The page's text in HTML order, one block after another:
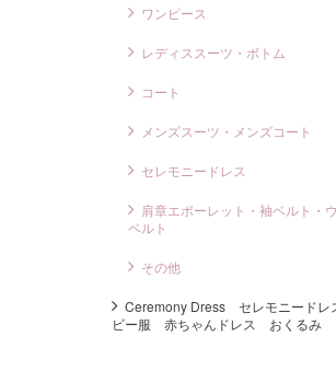
ワンピース
レディススーツ・ボトム
コート
メンズスーツ・メンズコート
セレモニードレス
肩章エポーレット・袖ベルト・
ベルト
その他
Ceremony Dress セレモニード
ビー服 赤ちゃんドレス おくるみ